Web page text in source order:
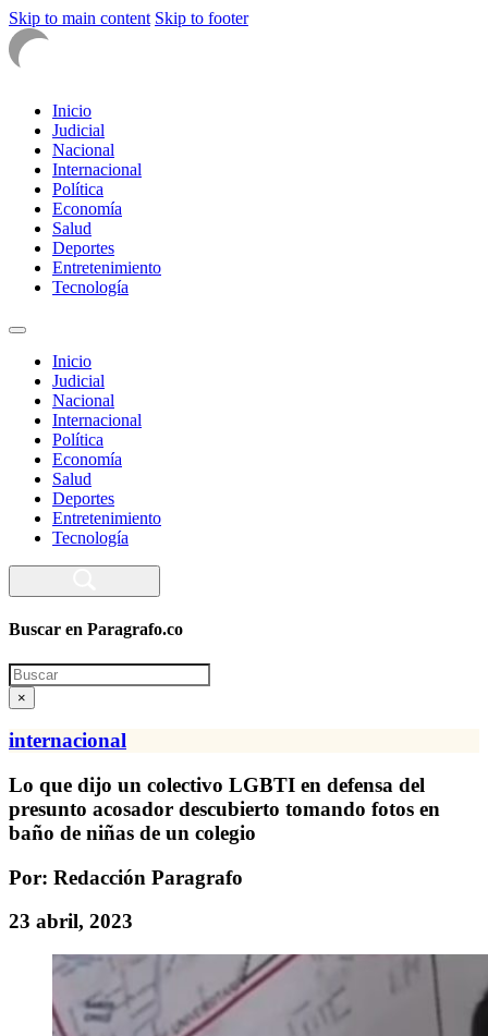
Skip to main content Skip to footer
Inicio
Judicial
Nacional
Internacional
Política
Economía
Salud
Deportes
Entretenimiento
Tecnología
Inicio
Judicial
Nacional
Internacional
Política
Economía
Salud
Deportes
Entretenimiento
Tecnología
Buscar en Paragrafo.co
Search
×
internacional
Lo que dijo un colectivo LGBTI en defensa del
presunto acosador descubierto tomando fotos en
baño de niñas de un colegio
Por: Redacción Paragrafo
23 abril, 2023